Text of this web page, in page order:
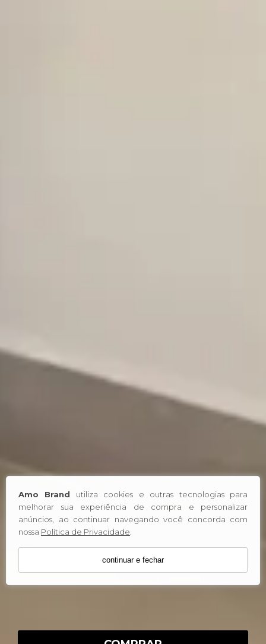
Amo Brand utiliza cookies e outras tecnologias para
melhorar sua experiência de compra e personalizar
anúncios, ao continuar navegando você concorda com
nossa Política de Privacidade
continuar e fechar